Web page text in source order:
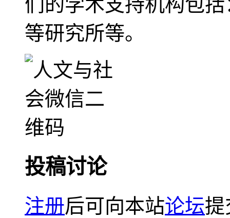
们的学术支持机构包
等研究所等。
投稿讨论
注册后可向本站论坛提